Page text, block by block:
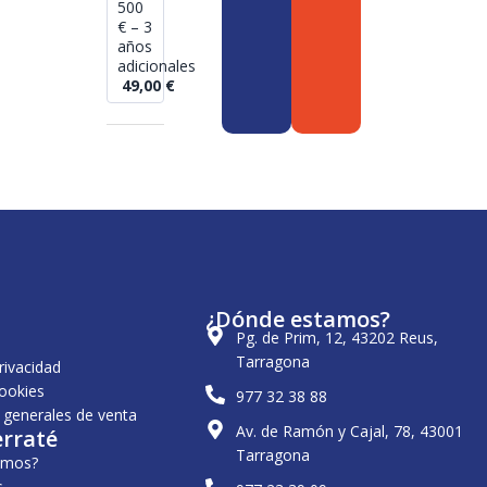
500
€ – 3
años
adicionales
49,00 €
de venta
¿Dónde estamos?
Pg. de Prim, 12, 43202 Reus,
Tarragona
977 32 38 88
Av. de Ramón y Cajal, 78, 43001
Tarragona